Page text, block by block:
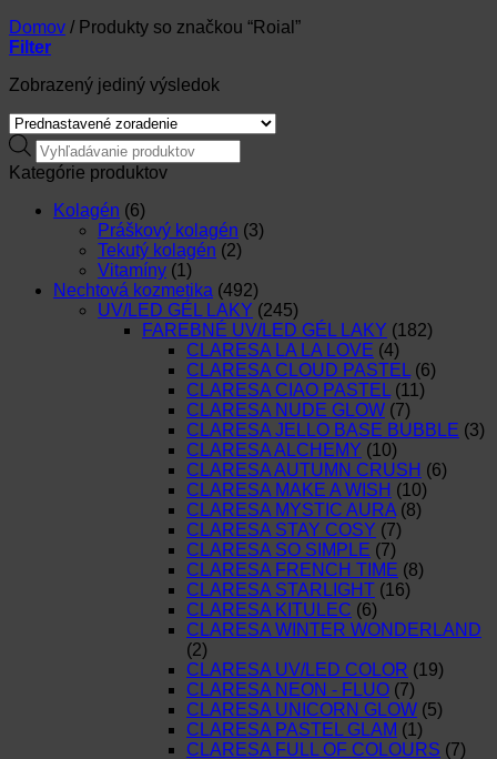
Domov / Produkty so značkou “Roial”
Filter
Zobrazený jediný výsledok
Products
search
Kategórie produktov
Kolagén (6)
Práškový kolagén (3)
Tekutý kolagén (2)
Vitamíny (1)
Nechtová kozmetika (492)
UV/LED GÉL LAKY (245)
FAREBNÉ UV/LED GÉL LAKY (182)
CLARESA LA LA LOVE (4)
CLARESA CLOUD PASTEL (6)
CLARESA CIAO PASTEL (11)
CLARESA NUDE GLOW (7)
CLARESA JELLO BASE BUBBLE (3)
CLARESA ALCHEMY (10)
CLARESA AUTUMN CRUSH (6)
CLARESA MAKE A WISH (10)
CLARESA MYSTIC AURA (8)
CLARESA STAY COSY (7)
CLARESA SO SIMPLE (7)
CLARESA FRENCH TIME (8)
CLARESA STARLIGHT (16)
CLARESA KITULEC (6)
CLARESA WINTER WONDERLAND
(2)
CLARESA UV/LED COLOR (19)
CLARESA NEON - FLUO (7)
CLARESA UNICORN GLOW (5)
CLARESA PASTEL GLAM (1)
CLARESA FULL OF COLOURS (7)